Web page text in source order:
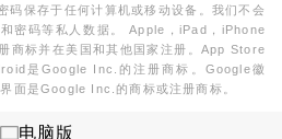
码保存于任何计算机或移动设备。我们不会
密码等私人数据。 Apple，iPad，iPhone
商标并在美国和其他国家注册。App Store
是Google Inc.的注册商标。Google徽
面是Google Inc.的商标或注册商标。
电脑版